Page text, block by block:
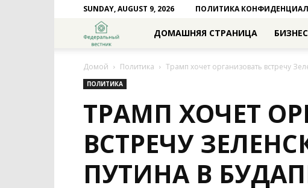
SUNDAY, AUGUST 9, 2026 ПОЛИТИКА
Федеральный
вестник
ДОМАШНЯЯ СТРАНИЦА БИЗНЕС
Домой Политика Трамп хочет организовать встречу
ПОЛИТИКА
ТРАМП ХОЧЕТ
ВСТРЕЧУ
ПУТИНА В